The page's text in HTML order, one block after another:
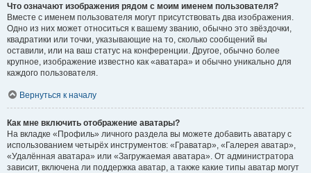
Что означают изображения рядом с моим именем пользователя?
Вместе с именем пользователя могут присутствовать два изображения.
Одно из них может относиться к вашему званию, обычно это звёздочки,
квадратики или точки, указывающие на то, сколько сообщений вы
оставили, или на ваш статус на конференции. Другое, обычно более
крупное, изображение известно как «аватара» и обычно уникально для
каждого пользователя.
Вернуться к началу
Как мне включить отображение аватары?
На вкладке «Профиль» личного раздела вы можете добавить аватару с
использованием четырёх инструментов: «Граватар», «Галерея аватар»,
«Удалённая аватара» или «Загружаемая аватара». От администратора
зависит, включена ли поддержка аватар, а также какие типы аватар могут